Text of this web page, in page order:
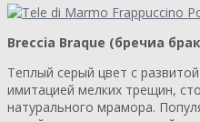
Breccia Braque (бречиа
Теплый серый цвет с
имитацией мелких трещин,
натурального мрамора.